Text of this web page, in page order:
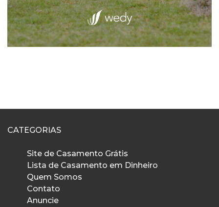
CATEGORIAS
Site de Casamento Grátis
Lista de Casamento em Dinheiro
Quem Somos
Contato
Anuncie